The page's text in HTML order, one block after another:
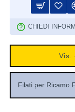
Filati per Ricamo
CHIEDI
Vis.